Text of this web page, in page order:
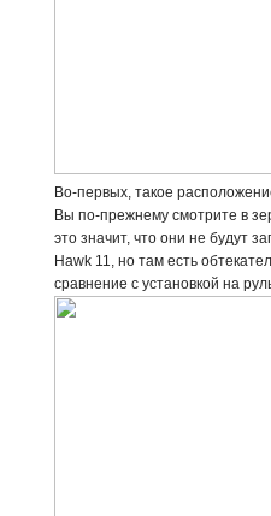
Во-первых, такое
Вы по-прежнему смотрите в
это значит, что они не будут
Hawk 11, но там есть
сравнение с установкой на